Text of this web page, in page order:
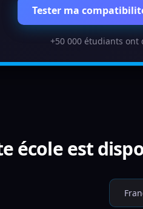
Tester ma
+50 000 étudiants ont
école est